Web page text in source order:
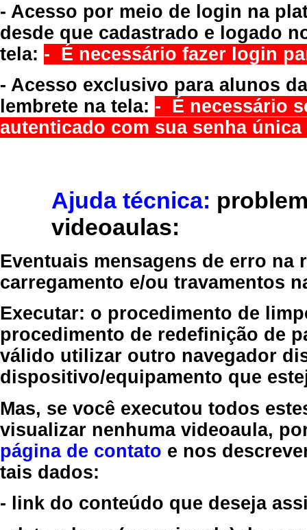
- Acesso por meio de login na
desde que cadastrado e logado
tela: - É necessário fazer login
- Acesso exclusivo para alunos
lembrete na tela: - É necessário
autenticado com sua senha
Ajuda técnica:
videoaulas:
Eventuais mensagens de erro
carregamento e/ou travamentos
Executar: o procedimento de
procedimento de redefinição de
válido utilizar outro navegador
dispositivo/equipamento que
Mas, se você executou todos
visualizar nenhuma videoaula,
página de contato e nos
tais dados:
- link do conteúdo que deseja